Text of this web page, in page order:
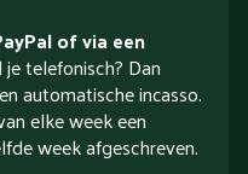
of via een
telefonisch? Dan
automatische incasso.
elke week een
week afgeschreven.